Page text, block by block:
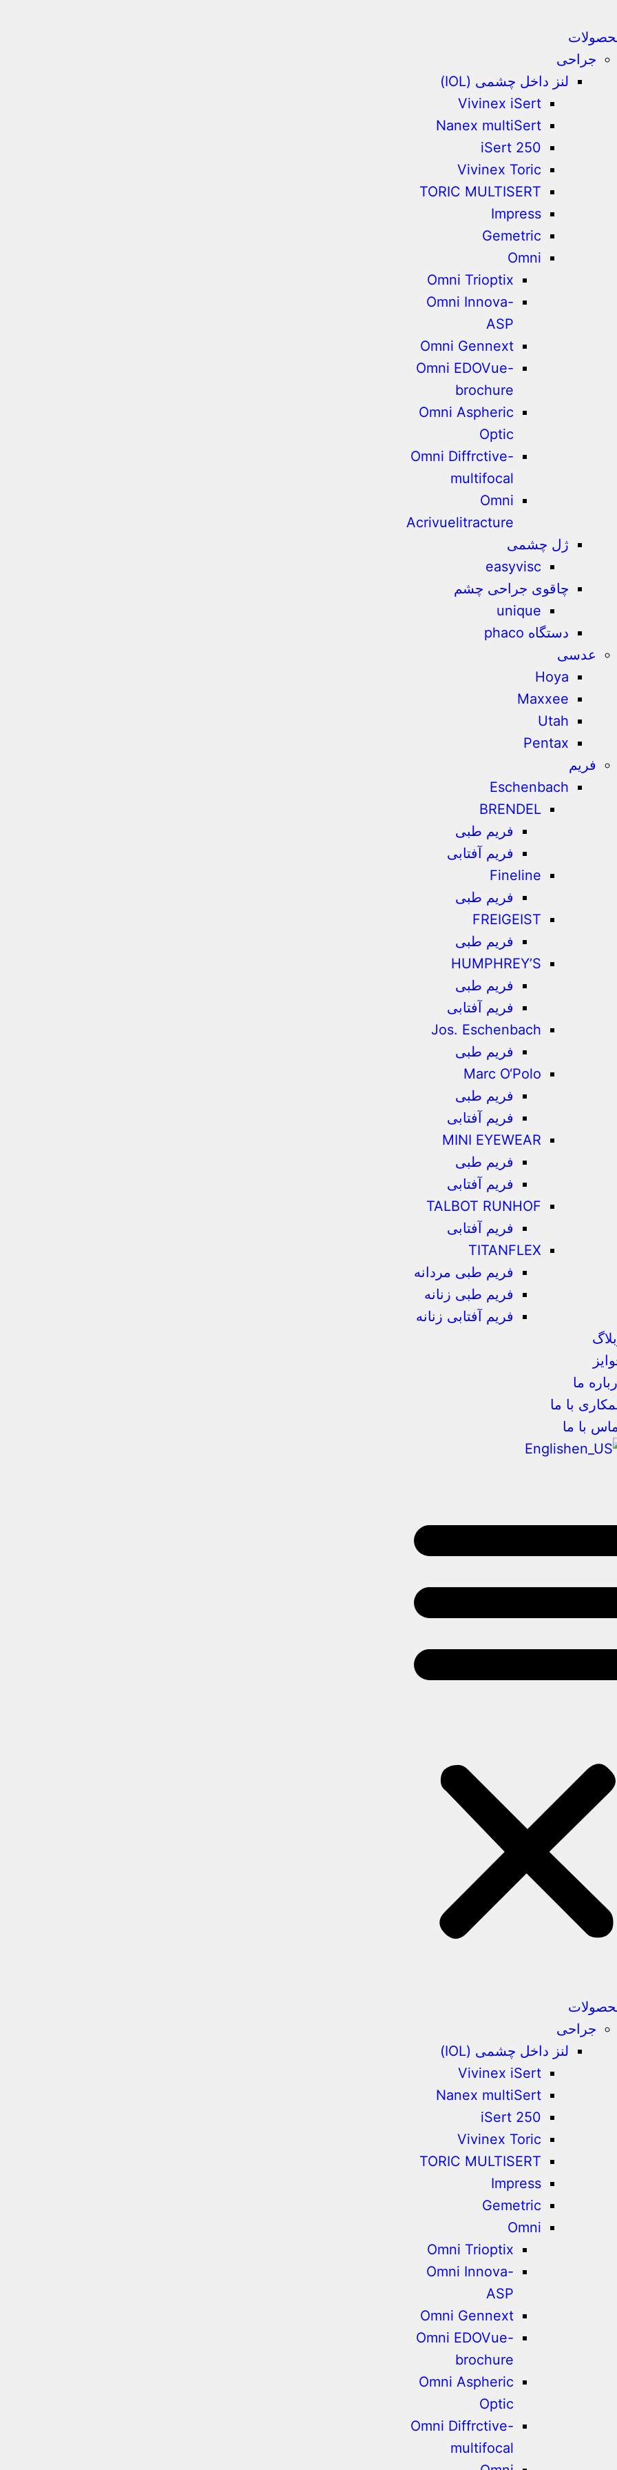
جراحی
لنز داخل چشمی (IOL)
Vivinex iSert
Nanex multiSert
iSert 250
Vivinex Toric
TORIC MULTISERT
Impress
Gemetric
Omni
Omni Trioptix
Omni Innova-
ASP
Omni Gennext
Omni EDOVue-
brochure
Omni Aspheric
Optic
Omni Diffrctive-
multifocal
Omni
Acrivuelitracture
ژل چشمی
easyvisc
چاقوی جراحی چشم
unique
دستگاه phaco
عدسی
Hoya
Maxxee
Utah
Pentax
فریم
Eschenbach
BRENDEL
فریم طبی
فریم آفتابی
Fineline
فریم طبی
FREIGEIST
فریم طبی
HUMPHREY’S
فریم طبی
فریم آفتابی
Jos. Eschenbach
فریم طبی
Marc O‘Polo
فریم طبی
فریم آفتابی
MINI EYEWEAR
فریم طبی
فریم آفتابی
TALBOT RUNHOF
فریم آفتابی
TITANFLEX
فریم طبی مردانه
فریم طبی زنانه
فریم آفتابی زنانه
ما
با ما
با ما
English
جراحی
لنز داخل چشمی (IOL)
Vivinex iSert
Nanex multiSert
iSert 250
Vivinex Toric
TORIC MULTISERT
Impress
Gemetric
Omni
Omni Trioptix
Omni Innova-
ASP
Omni Gennext
Omni EDOVue-
brochure
Omni Aspheric
Optic
Omni Diffrctive-
multifocal